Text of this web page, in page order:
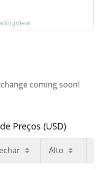
$0.0018775957
99.53%
$0.00168884
10.78%
coming soon!
Preços (USD)
Alto